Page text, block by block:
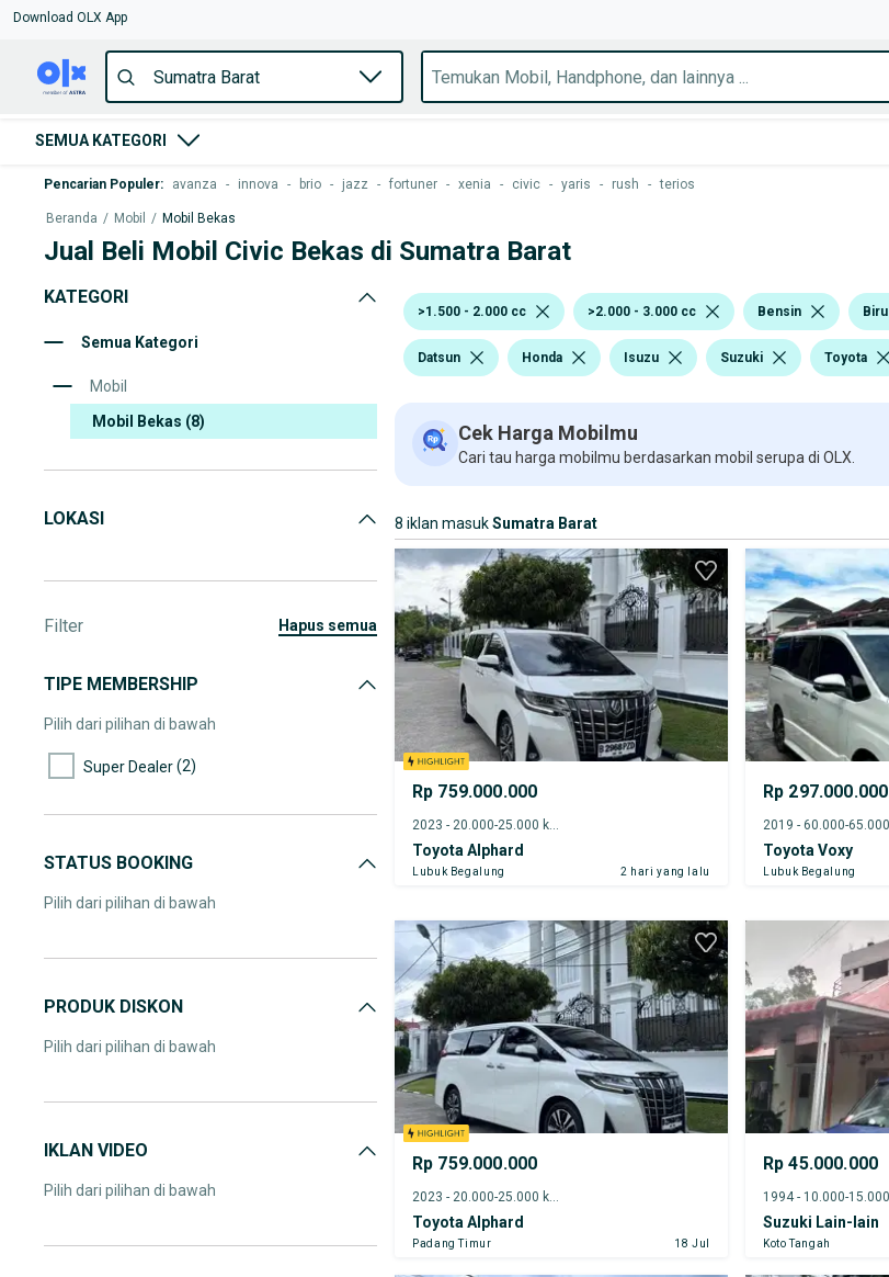
Download OLX App
SEMUA KATEGORI
Pencarian Populer: avanza - innova - brio - jazz - fortuner - xenia - civic - yaris - rush - terios
Beranda / Mobil / Mobil Bekas
Jual Beli Mobil Civic Bekas di Sumatra Barat
KATEGORI
Semua Kategori
Mobil
Mobil Bekas (8)
LOKASI
Filter hapus semua
TIPE MEMBERSHIP
Pilih dari pilihan di bawah
Super Dealer(2)
STATUS BOOKING
Pilih dari pilihan di bawah
PRODUK DISKON
Pilih dari pilihan di bawah
IKLAN VIDEO
Pilih dari pilihan di bawah
>1.500 - 2.000 cc >2.000 - 3.000 cc Bensin Biru
Datsun Honda Isuzu Suzuki Toyota
Cek Harga Mobilmu
Cari tau harga mobilmu berdasarkan mobil serupa di OLX.
8 iklan masukSumatra Barat
Rp 759.000.000
Toyota Alphard
Lubuk Begalung 2 hari yang lalu
Rp 297.000.000
Toyota Voxy
Lubuk Begalung
Rp 759.000.000
Toyota Alphard
Padang Timur 18 Jul
Rp 45.000.000
Suzuki Lain-lain
Koto Tangah